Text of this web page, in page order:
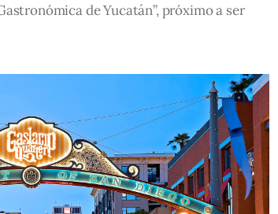
de Yucatán”, próximo a ser